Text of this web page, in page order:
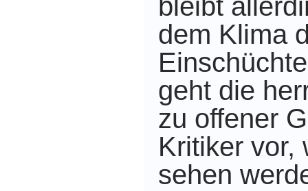
bleibt
dem Klima
geht die
zu offener
Kritiker vor,
sehen